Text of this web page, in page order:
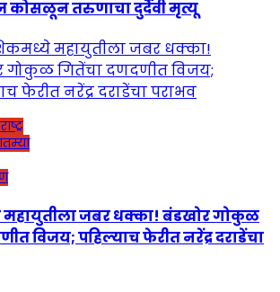
कोसळून तरुणाचा दुर्दैवी मृत्यू
जबर धक्का! बंडखोर गोकुळ
विजय; पहिल्याच फेरीत नरेंद्र दराडेंचा